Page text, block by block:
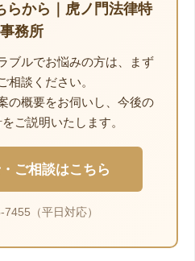
らから｜虎ノ門法律特
務所
ブルでお悩みの方は、まず
相談ください。
の概要をお伺いし、今後の
ご説明いたします。
ご相談はこちら
（平日対応）